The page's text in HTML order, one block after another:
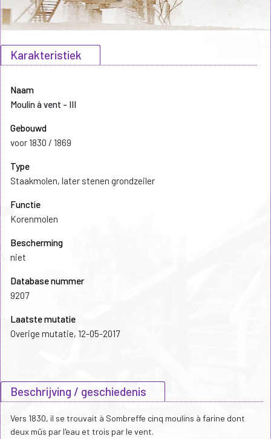
Karakteristiek
Naam
Moulin à vent - III
Gebouwd
voor 1830 / 1869
Type
Staakmolen, later stenen grondzeiler
Functie
Korenmolen
Bescherming
niet
Database nummer
9207
Laatste mutatie
Overige mutatie, 12-05-2017
Beschrijving / geschiedenis
Vers 1830, il se trouvait à Sombreffe cinq moulins à farine dont
deux mûs par l'eau et trois par le vent.